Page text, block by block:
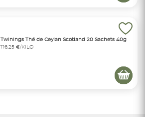
Twinings Thé de Ceylan Scotland 20 Sachets 40g
116,25 €/KILO